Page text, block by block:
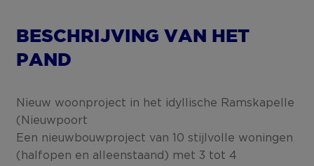
BESCHRIJVING VAN HET
PAND
Nieuw woonproject in het idyllische Ramskapelle
(Nieuwpoort
Een nieuwbouwproject van 10 stijlvolle woningen
(halfopen en alleenstaand) met 3 tot 4